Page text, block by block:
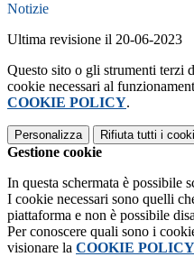
Notizie
Ultima revisione il 20-06-2023
Questo sito o gli strumenti terzi
cookie necessari al
COOKIE POLICY.
Personalizza Rifiuta tutti i
Gestione cookie
In questa schermata è possibile
I cookie necessari sono quelli
piattaforma e non è possibile
Per conoscere quali sono i
visionare la COOKIE POLICY